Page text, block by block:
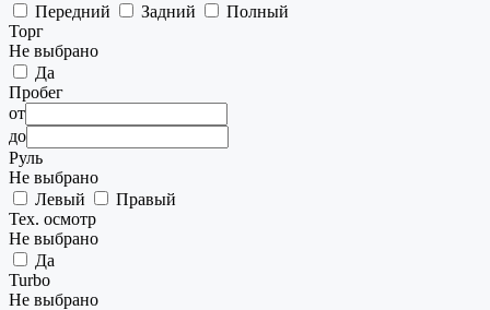
Передний
Задний
Полный
Торг
Не выбрано
Да
Пробег
от
до
Руль
Не выбрано
Левый
Правый
Тех. осмотр
Не выбрано
Да
Turbo
Не выбрано